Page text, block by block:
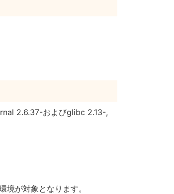
2.6.37-およびglibc 2.13-,
境が対象となります。